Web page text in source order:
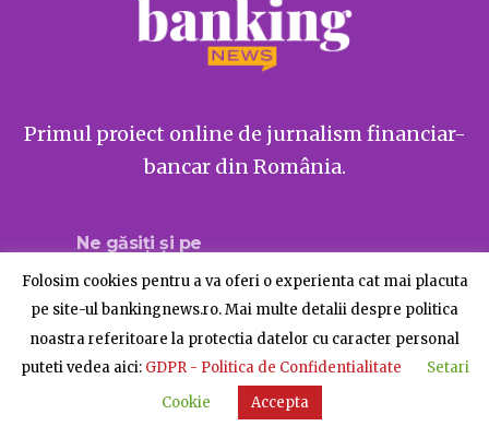
Primul proiect online de jurnalism financiar-
bancar din România.
Ne găsiți și pe
© BankingNews - Toate drepturile rezervate
Despre BankingNews Contact Publicitate
Folosim cookies pentru a va oferi o experienta cat mai placuta
pe site-ul bankingnews.ro. Mai multe detalii despre politica
noastra referitoare la protectia datelor cu caracter personal
puteti vedea aici: GDPR - Politica de Confidentialitate
Setari
Cookie
Accepta